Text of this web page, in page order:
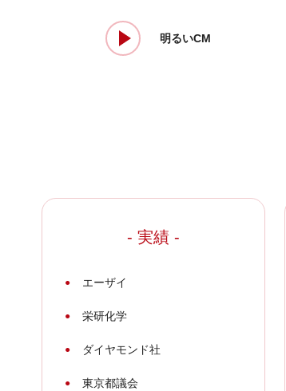
明るいCM
- 実績 -
エーザイ
栄研化学
ダイヤモンド社
東京都議会